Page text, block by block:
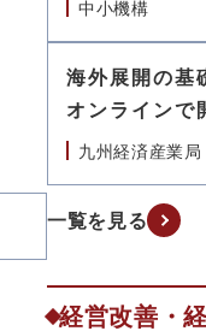
中小機構
海外展開の基
オンラインで
九州経済産業局
一覧を見る
経営改善・